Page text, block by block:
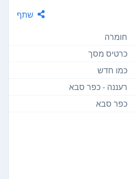
שתף
חומרה
כרטיס מסך
כמו חדש
רעננה - כפר סבא
כפר סבא